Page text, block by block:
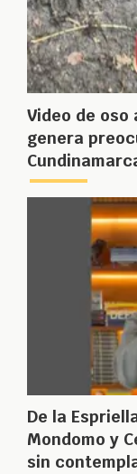
Video de oso
genera
De la
Mondomo y
sin